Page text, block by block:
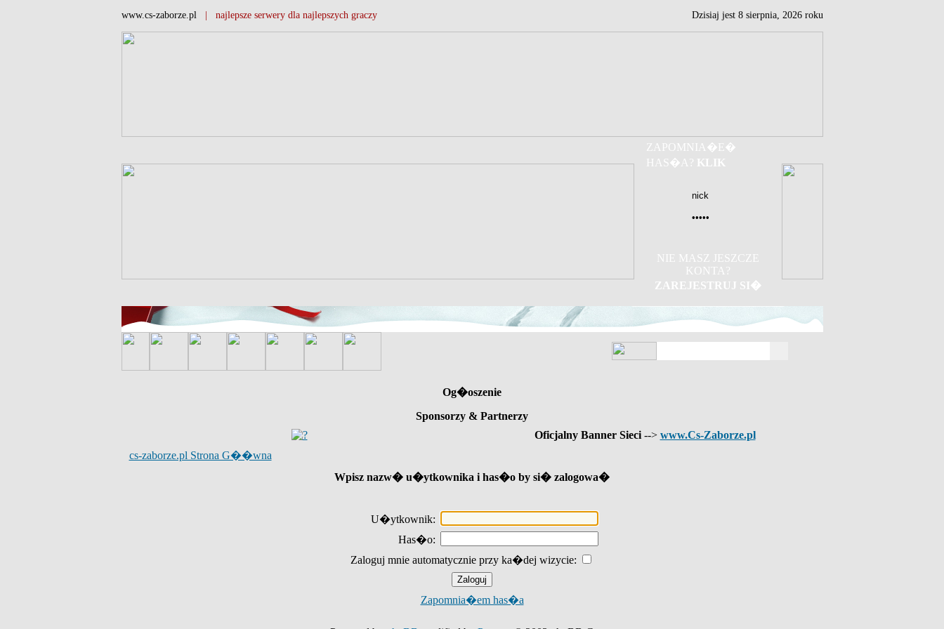
www.cs-zaborze.pl | najlepsze serwery dla najlepszych graczy Dzisiaj jest 8 sierpnia, 2026 roku
ZAPOMNIA�E�
HAS�A? KLIK
NIE MASZ JESZCZE
KONTA?
ZAREJESTRUJ SI�
Og�oszenie
Sponsorzy & Partnerzy
Oficjalny Banner Sieci --> www.Cs-Zaborze.pl
cs-zaborze.pl Strona G��wna
Wpisz nazw� u�ytkownika i has�o by si� zalogowa�
U�ytkownik:
Has�o:
Zaloguj mnie automatycznie przy ka�dej wizycie:
Zapomnia�em has�a